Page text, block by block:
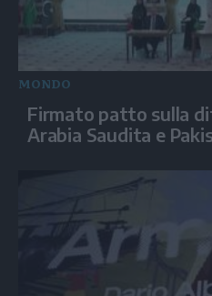
MONDO
Firmato patto sulla
Arabia Saudita e